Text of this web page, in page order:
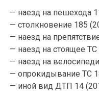
— наезд на пешехода
— столкновение 185
— наезд на
— наезд на стоящее ТС
— наезд на
— опрокидывание ТС
— иной вид ДТП 14